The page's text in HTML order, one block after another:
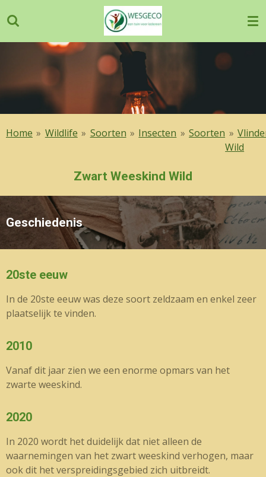
direct
naar
hoofdinhoud
Home » Wildlife » Soorten » Insecten » Soorten »
Wild
Zwart Weeskind Wild
Geschiedenis
20ste eeuw
In de 20ste eeuw was deze soort zeldzaam en enkel zeer
plaatselijk te vinden.
2010
Vanaf dit jaar zien we een enorme opmars van het
zwarte weeskind.
2020
In 2020 wordt het duidelijk dat niet alleen de
waarnemingen van het zwart weeskind verhogen, maar
ook dit het verspreidingsgebied zich uitbreidt.